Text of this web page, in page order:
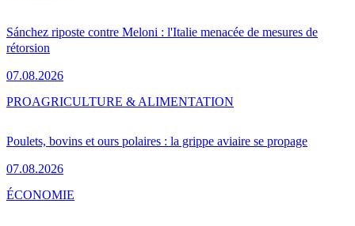
Sánchez riposte contre Meloni : l'Italie menacée de mesures de
rétorsion
07.08.2026
Poulets, bovins et ours polaires : la grippe aviaire se propage
07.08.2026
PROAGRICULTURE & ALIMENTATION
ÉCONOMIE